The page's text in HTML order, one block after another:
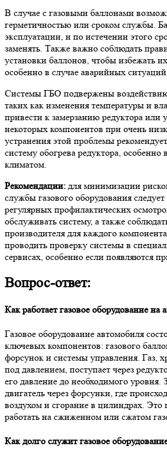
В случае с газовыми баллонами
герметичностью или сроком службы.
эксплуатации, и по истечении этого
заменять. Также важно соблюдать
установки баллонов, чтобы избежать
особенно в случае аварийных ситуаций.
Системы ГБО подвержены
таких как изменения температуры и
привести к замерзанию редуктора
некоторых компонентов при очень
устранения этой проблемы
систему обогрева редуктора,
климатом.
Рекомендации: для минимизации
службы газового оборудования
регулярных профилактических
обслуживать систему, а также
производителя для каждого
проводить проверку системы в
сервисах, особенно если появляются
Вопрос-ответ:
Как работает газовое оборудование на
Газовое оборудование автомобиля
ключевых компонентов: газового
форсунок и системы управления. Газ,
под давлением, поступает через
его давление до необходимого уровня.
двигатель через форсунки, где
воздухом и сгорание в цилиндрах. Это
работать на сжиженном или сжатом
Как долго служит газовое